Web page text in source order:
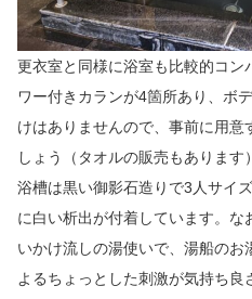
更衣室と同様に浴室も比較的コン
ワー付きカランが4箇所あり、ボ
けはありませんので、事前に用意
しょう（タオルの販売もあります
浴槽は黒い御影石造りで3人サイ
に白い析出が付着しています。
いかけ流しの湯使いで、湯船のお
よるちょっとした刺激が気持ち良